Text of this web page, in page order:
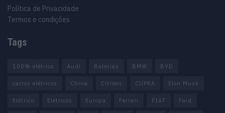
Política de Privacidade
Termos e condições
Tags
100% elétrico Audi Baterias BMW BYD
carros elétricos China Citröen CUPRA Elon Musk
Elétrico Elétricos Europa Ferrari FIAT Ford